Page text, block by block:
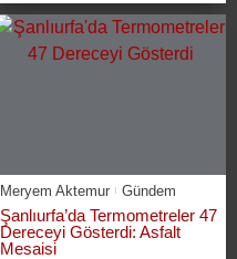
Meryem Aktemur Gündem
Şanlıurfa’da Termometreler 47
Dereceyi Gösterdi: Asfalt
Mesaisi